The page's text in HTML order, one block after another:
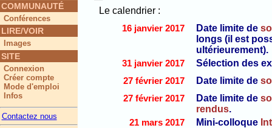
Le calendrier :
16janvier 2017 Date limite de
longs (il est
ultérieurement).
31 janvier 2017
Sélection des
27 février 2017
Date limite de
27 février 2017
Date limite de
rendus.
21 mars 2017
Mini-colloque
COMMUNAUTÉ
Conférences
LIRE/VOIR
Images
SITE
Connexion
Créer compte
Mode d'emploi
Infos
Contactez nous